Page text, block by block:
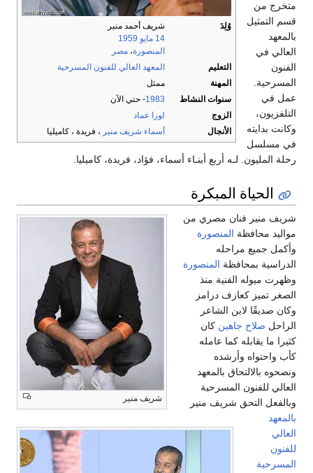
وُلِدَ
شريف أحمد منير
14 مايو
1959
المنصورة، مصر
التعليم
المعهد العالي للفنون المسرحية
المهنة
ممثل
سنوات النشاط
1983- حتي الآن
الزوج
لورا عماد
الأنجال
أسماء شريف منير ، فريدة ، كاميليا
متخرج من
قسم التمثيل
بالمعهد
العالي في
الفنون
المسرحية.
عمل في
التلفزيون،
وكانت بدايته
في مسلسل
رحلة المليون. لـه أربع أبنـاء أسماء، فؤاد، فريدة، كاميليا.
الحياة المبكرة
شريف منير
شريف منير فنان مصري من
مواليد محافظة المنصورة
وأكمل جميع مراحله
الدراسية بمحافظة المنصورة
وظهرت ميوله الفنية منذ
الصغر تميز كعازف درامز
وكان صديقًا لابن الشاعر
الراحل صلاح جاهين كان
كثيرا ما يقابله كما عامله
كأب واحتواه وأرشده
ونصحوه بالالتحاق بالمعهد
العالي للفنون المسرحية
وبالفعل التحق شريف منير
بالمعهد
العالي
للفنون
المسرحية